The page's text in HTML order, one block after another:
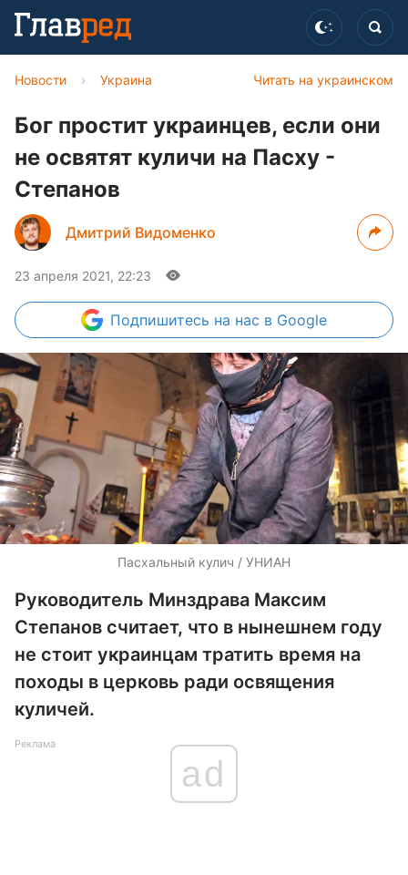
Читать на украинском
Новости › Украина
Бог простит украинцев, если они
не освятят куличи на Пасху -
Степанов
Дмитрий Видоменко
23 апреля 2021, 22:23
Подпишитесь на нас в Google
Пасхальный кулич / УНИАН
Руководитель Минздрава Максим
Степанов считает, что в нынешнем году
не стоит украинцам тратить время на
походы в церковь ради освящения
куличей.
Реклама
ad